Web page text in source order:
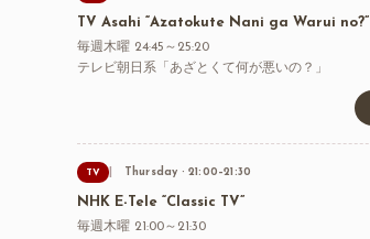
TV Asahi “Azatokute Nani ga Warui no?”
毎週木曜 24:45～25:20
テレビ朝日系「あざとくて何が悪いの？」
TV Thursday · 21:00–21:30
NHK E-Tele “Classic TV”
毎週木曜 21:00～21:30